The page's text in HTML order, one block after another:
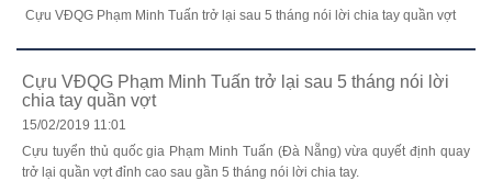
Cựu VĐQG Phạm Minh Tuấn trở lại sau 5 tháng nói lời chia tay quần vợt
Cựu VĐQG Phạm Minh Tuấn trở lại sau 5 tháng nói lời
chia tay quần vợt
15/02/2019 11:01
Cựu tuyển thủ quốc gia Phạm Minh Tuấn (Đà Nẵng) vừa quyết định quay
trở lại quần vợt đỉnh cao sau gần 5 tháng nói lời chia tay.